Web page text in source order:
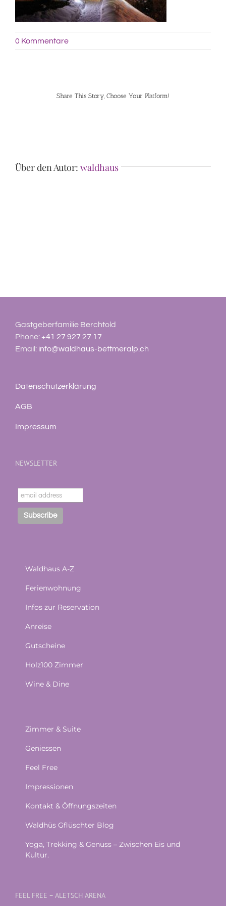
0 Kommentare
Share This Story, Choose Your Platform!
Über den Autor: waldhaus
Gastgeberfamilie Berchtold
Phone:+41 27 927 27 17
Email: info@waldhaus-bettmeralp.ch
Datenschutzerklärung
AGB
Impressum
NEWSLETTER
Waldhaus A-Z
Ferienwohnung
Infos zur Reservation
Anreise
Gutscheine
Holz100 Zimmer
Wine & Dine
Zimmer & Suite
Geniessen
Feel Free
Impressionen
Kontakt & Öffnungszeiten
Waldhüs Gflüschter Blog
Yoga, Trekking & Genuss – Zwischen Eis und
Kultur.
FEEL FREE – ALETSCH ARENA